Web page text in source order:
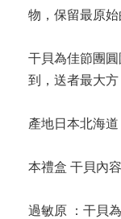
物，保留最原
干貝為佳節團
到，送者最大
產地日本北海
本禮盒 干貝內
過敏原 ：干貝